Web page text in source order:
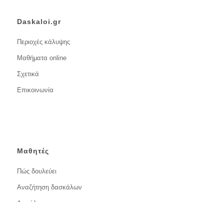
Daskaloi.gr
Περιοχές κάλυψης
Μαθήματα online
Σχετικά
Επικοινωνία
Μαθητές
Πώς δουλεύει
Αναζήτηση δασκάλων